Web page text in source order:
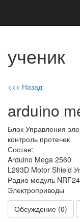
ученик
<<< Назад
arduino
Блок Управления
контроль протечек
Состав:
Arduino Mega 2560
L293D Motor Shield
Радио модуль
Электроприводы
Обсуждение (0)